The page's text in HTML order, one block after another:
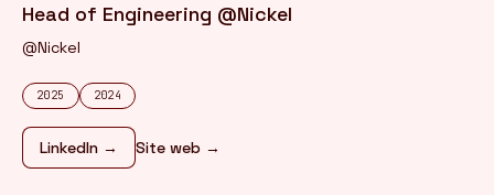
FR / EN
Head of Engineering @Nickel
@Nickel
2025 2024
LinkedIn → Site web →